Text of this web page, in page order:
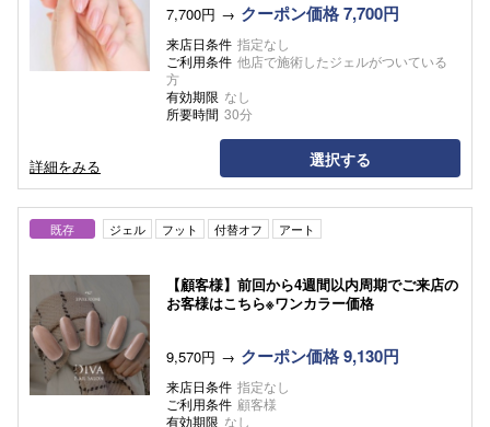
7,700円 クーポン価格 7,700円
来店日条件 指定なし
ご利用条件 他店で施術したジェルがついている
方
有効期限 なし
所要時間 30分
詳細をみる 選択する
既存 ジェル フット 付替オフ アート
【顧客様】前回から4週間以内周期でご来店の
お客様はこちら※ワンカラー価格
9,570円 クーポン価格 9,130円
来店日条件 指定なし
ご利用条件 顧客様
有効期限 なし